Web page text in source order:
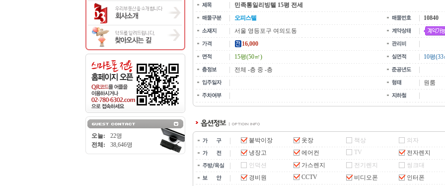
오늘:
22명
전체:
38,646명
민족통일리빙텔 15평 전세
오피스텔
10840
서울 영등포구 여의도동
16,000
15평(50㎡)
10평
전체 -층 중 -층
원룸
붙박이장 옷장 책상
의자
냉장고
에어컨 TV
전자렌지
인덕션
가스렌지 전기렌지
씽크대
경비원
CCTV 비디오폰
인터폰